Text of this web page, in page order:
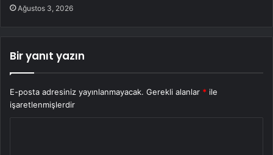
Ağustos 3, 2026
Bir yanıt yazın
E-posta adresiniz yayınlanmayacak. Gerekli alanlar * ile
işaretlenmişlerdir